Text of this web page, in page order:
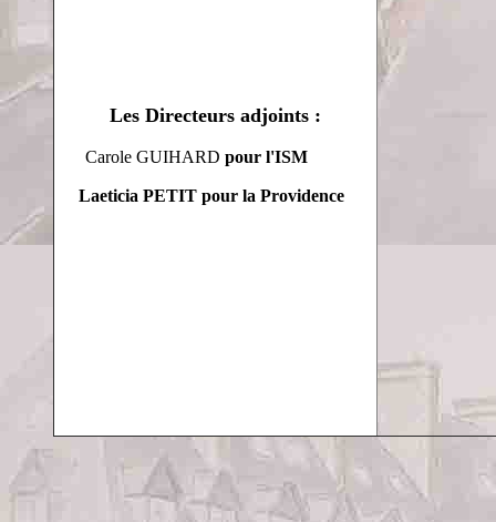
Les Directeurs adjoints :
Carole GUIHARD pour l'ISM
Laeticia PETITpour la Providence